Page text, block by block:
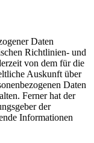
Daten
Richtlinien- und
von dem für die
Auskunft über
Daten
Ferner hat der
der
Informationen